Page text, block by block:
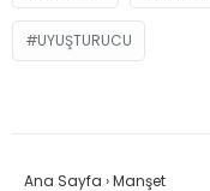
UYUŞTURUCU
Ana Sayfa ›Manşet